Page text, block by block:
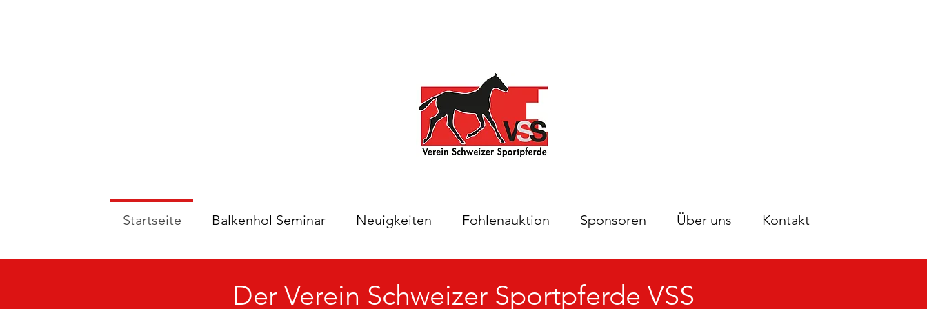
Startseite Balkenhol Seminar Neuigkeiten Fohlenauktion Sponsoren Über uns Kontakt
Der Verein Schweizer Sportpferde VSS